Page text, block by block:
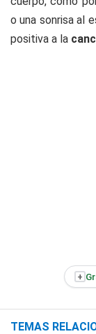
o una sonrisa al
positiva a la
+
TEMAS